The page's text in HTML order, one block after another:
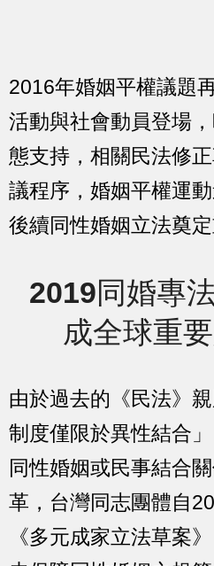
2016年婚姻平權議題
活動與社會動員登場
態支持，相關民法修
議程序，婚姻平權運
後續同性婚姻立法奠定
2019同婚專
成全球重
由於過去的《民法》
制度僅限於異性結合
同性婚姻或民事結合
革，台灣同志團體自
《多元成家立法草案